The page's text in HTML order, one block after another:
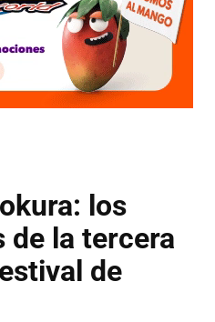
los
de la tercera
de